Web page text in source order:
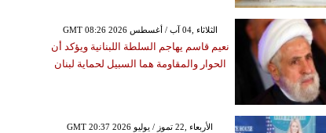
GMT 08:26 2026 الثلاثاء ,04 آب / أغسطس
نعيم قاسم يهاجم السلطة اللبنانية ويؤكد أن
الحوار والمقاومة هما السبيل لحماية لبنان
GMT 20:37 2026 الأربعاء ,22 تموز / يوليو